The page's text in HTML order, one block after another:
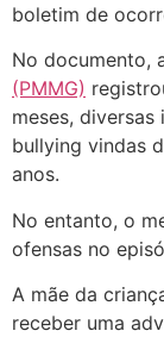
boletim de
No documento,
(PMMG)
meses,
bullying vindas
anos.
No entanto, o
ofensas no
A mãe da
receber uma